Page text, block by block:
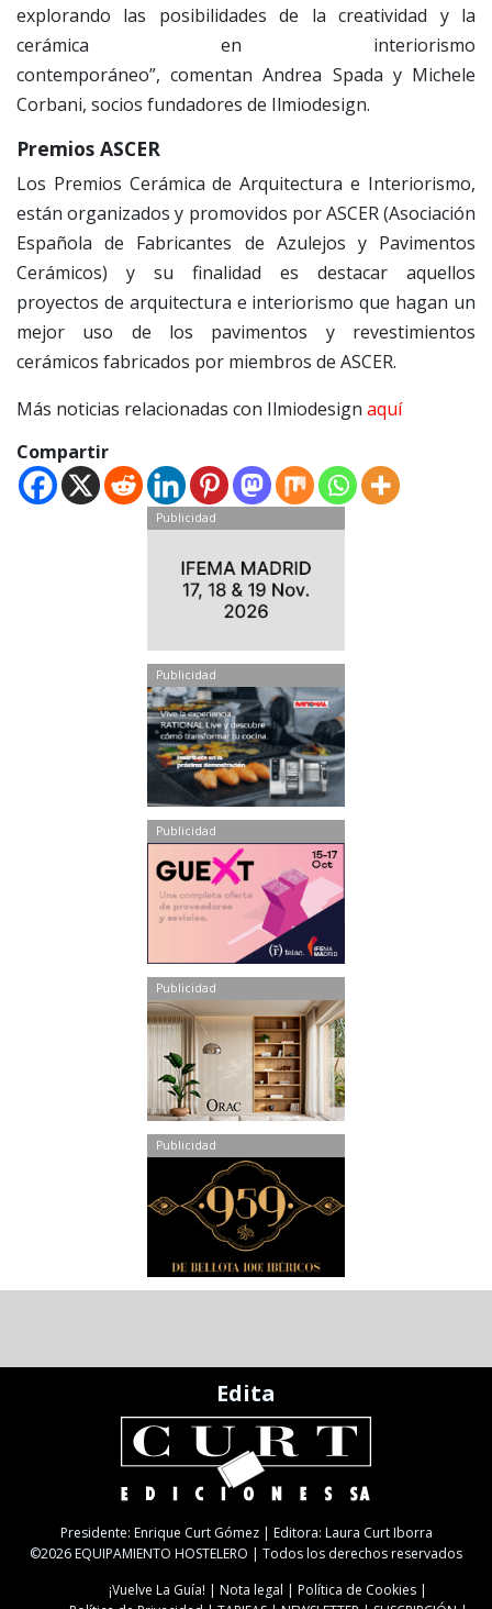
explorando las posibilidades de la creatividad y la
cerámica en interiorismo
contemporáneo”, comentan Andrea Spada y Michele
Corbani, socios fundadores de Ilmiodesign.
Premios ASCER
Los Premios Cerámica de Arquitectura e Interiorismo,
están organizados y promovidos por ASCER (Asociación
Española de Fabricantes de Azulejos y Pavimentos
Cerámicos) y su finalidad es destacar aquellos
proyectos de arquitectura e interiorismo que hagan un
mejor uso de los pavimentos y revestimientos
cerámicos fabricados por miembros de ASCER.
Más noticias relacionadas con Ilmiodesign aquí
Compartir
Publicidad
Publicidad
Publicidad
Publicidad
Publicidad
Edita
Presidente: Enrique Curt Gómez | Editora: Laura Curt Iborra
©2026 EQUIPAMIENTO HOSTELERO | Todos los derechos reservados
¡Vuelve La Guía!
Nota legal
Política de Cookies